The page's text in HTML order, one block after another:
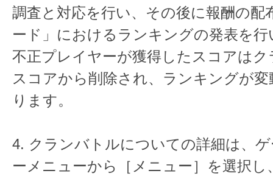
調査と対応を行い、その後に報酬の配
ード」におけるランキングの発表を行
不正プレイヤーが獲得したスコアはク
スコアから削除され、ランキングが
ります。
4. クランバトルについての詳細は、
ーメニューから［メニュー］を選択し